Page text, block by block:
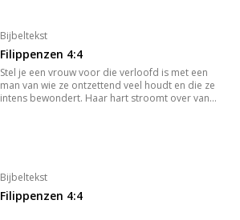
Bijbeltekst
Filippenzen 4:4
Stel je een vrouw voor die verloofd is met een
man van wie ze ontzettend veel houdt en die ze
intens bewondert. Haar hart stroomt over van
Bijbeltekst
Filippenzen 4:4